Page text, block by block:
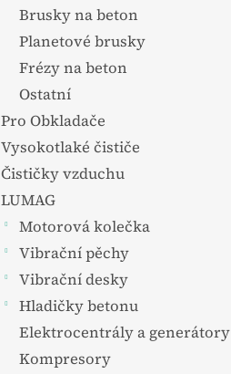
Brusky na beton
Planetové brusky
Frézy na beton
Ostatní
Pro Obkladače
Vysokotlaké čističe
Čističky vzduchu
LUMAG
Motorová kolečka
Vibrační pěchy
Vibrační desky
Hladičky betonu
Elektrocentrály a generátory
Kompresory